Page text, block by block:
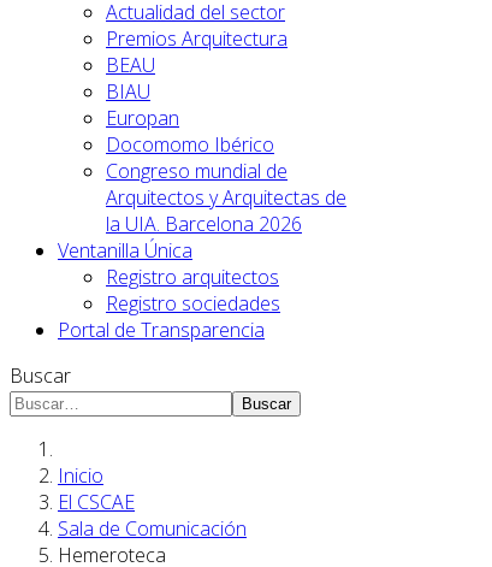
Actualidad del sector
Premios Arquitectura
BEAU
BIAU
Europan
Docomomo Ibérico
Congreso mundial de
Arquitectos y Arquitectas de
la UIA. Barcelona 2026
Ventanilla Única
Registro arquitectos
Registro sociedades
Portal de Transparencia
Buscar
Buscar
Inicio
El CSCAE
Sala de Comunicación
Hemeroteca